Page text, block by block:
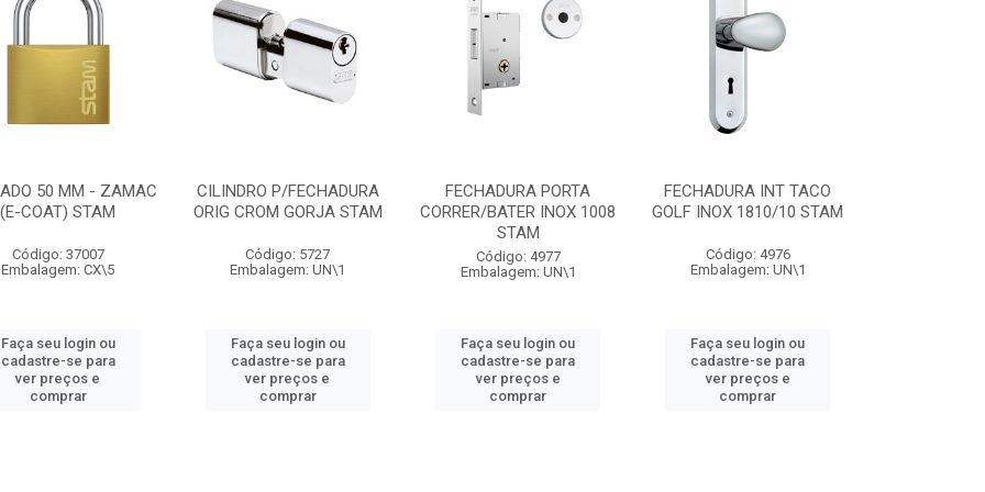
50 MM - ZAMAC
(E-COAT) STAM
Código: 37007
Embalagem: CX\5
Faça seu login ou
cadastre-se para
ver preços e
comprar
CILINDRO P/FECHADURA
ORIG CROM GORJA STAM
Código: 5727
Embalagem: UN\1
Faça seu login ou
cadastre-se para
ver preços e
comprar
FECHADURA PORTA
CORRER/BATER INOX 1008
STAM
Código: 4977
Embalagem: UN\1
Faça seu login ou
cadastre-se para
ver preços e
comprar
FECHADURA INT TACO
GOLF INOX 1810/10 STAM
Código: 4976
Embalagem: UN\1
Faça seu login ou
cadastre-se para
ver preços e
comprar